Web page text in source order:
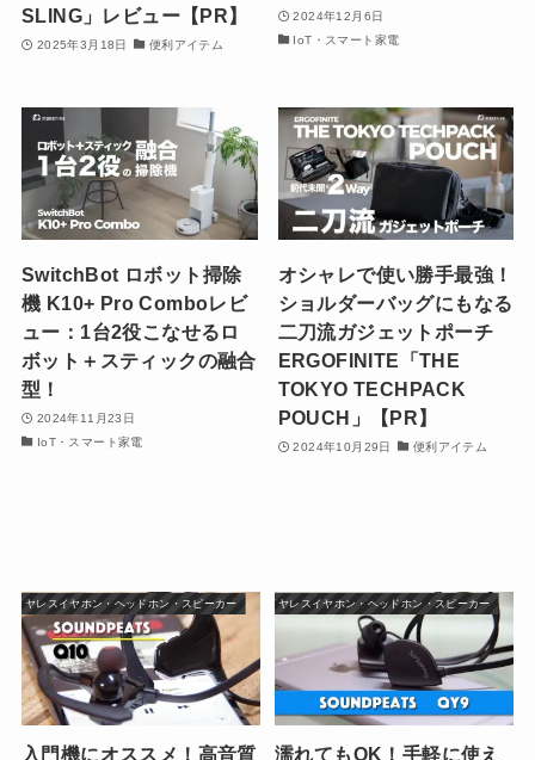
SLING」レビュー【PR】
2025年3月18日 便利アイテム
2024年12月6日
IoT・スマート家電
SwitchBot ロボット掃除
機 K10+ Pro Comboレビ
ュー：1台2役こなせるロ
ボット＋スティックの融合
型！
2024年11月23日
IoT・スマート家電
オシャレで使い勝手最強！
ショルダーバッグにもなる
二刀流ガジェットポーチ
ERGOFINITE「THE
TOKYO TECHPACK
POUCH」【PR】
2024年10月29日 便利アイテム
ワイヤレスイヤホン・ヘッドホン・スピーカー
入門機にオススメ！高音質
ワイヤレスイヤホン・ヘッドホン・スピーカー
濡れてもOK！手軽に使え